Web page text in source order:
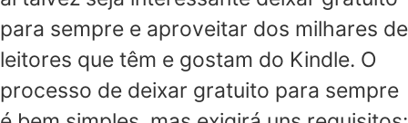
para sempre e aproveitar dos milhares de
leitores que têm e gostam do Kindle. O
processo de deixar gratuito para sempre